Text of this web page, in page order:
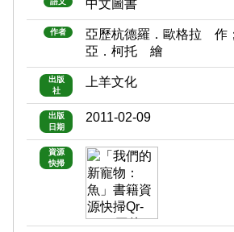
中文圖書
作者
亞歷杭德羅．歐格拉 作
亞．柯托 繪
出版
社
上羊文化
出版
日期
2011-02-09
資源
快掃